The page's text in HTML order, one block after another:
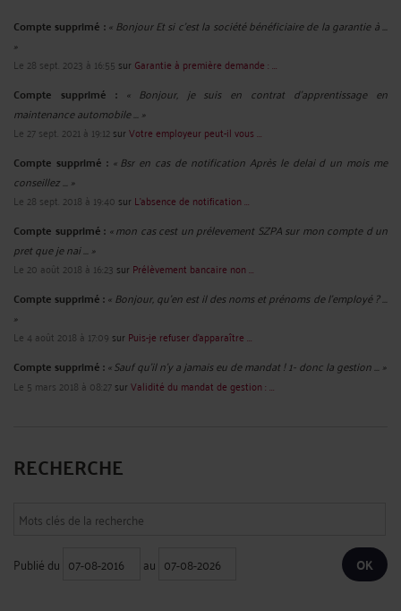
Compte supprimé :« Bonjour Et si c'est la société bénéficiaire de la garantie à ...
»
Le 28 sept. 2023 à 16:55 sur Garantie à première demande : ...
Compte supprimé : « Bonjour, je suis en contrat d'apprentissage en
maintenance automobile ... »
Le 27 sept. 2021 à 19:12surVotre employeur peut-il vous ...
Compte supprimé : « Bsr en cas de notification Après le delai d un mois me
conseillez ... »
Le 28 sept. 2018 à 19:40 sur L’absence de notification ...
Compte supprimé : « mon cas cest un prélevement SZPA sur mon compte d un
pret que je nai ... »
Le 20 août 2018 à 16:23 sur Prélèvement bancaire non ...
Compte supprimé :« Bonjour, qu'en est il des noms et prénoms de l'employé ? ...
»
Le 4 août 2018 à 17:09 sur Puis-je refuser d’apparaître ...
Compte supprimé :« Sauf qu'il n'y a jamais eu de mandat ! 1- donc la gestion ... »
Le 5 mars 2018 à 08:27surValidité du mandat de gestion : ...
RECHERCHE
Publié du au